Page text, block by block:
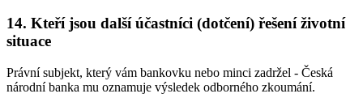
14. Kteří jsou další účastníci (dotčení) řešení životní
situace
Právní subjekt, který vám bankovku nebo minci zadržel - Česká
národní banka mu oznamuje výsledek odborného zkoumání.